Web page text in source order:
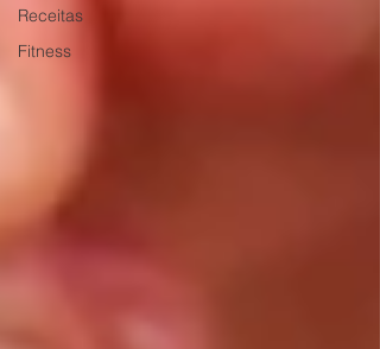
Receitas
Fitness